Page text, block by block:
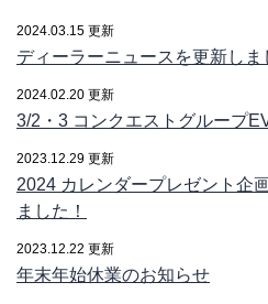
2024.03.15 更新
ディーラーニュースを更新しま
2024.02.20 更新
3/2・3 コンクエストグループ
2023.12.29 更新
2024 カレンダープレゼント企
ました！
2023.12.22 更新
年末年始休業のお知らせ